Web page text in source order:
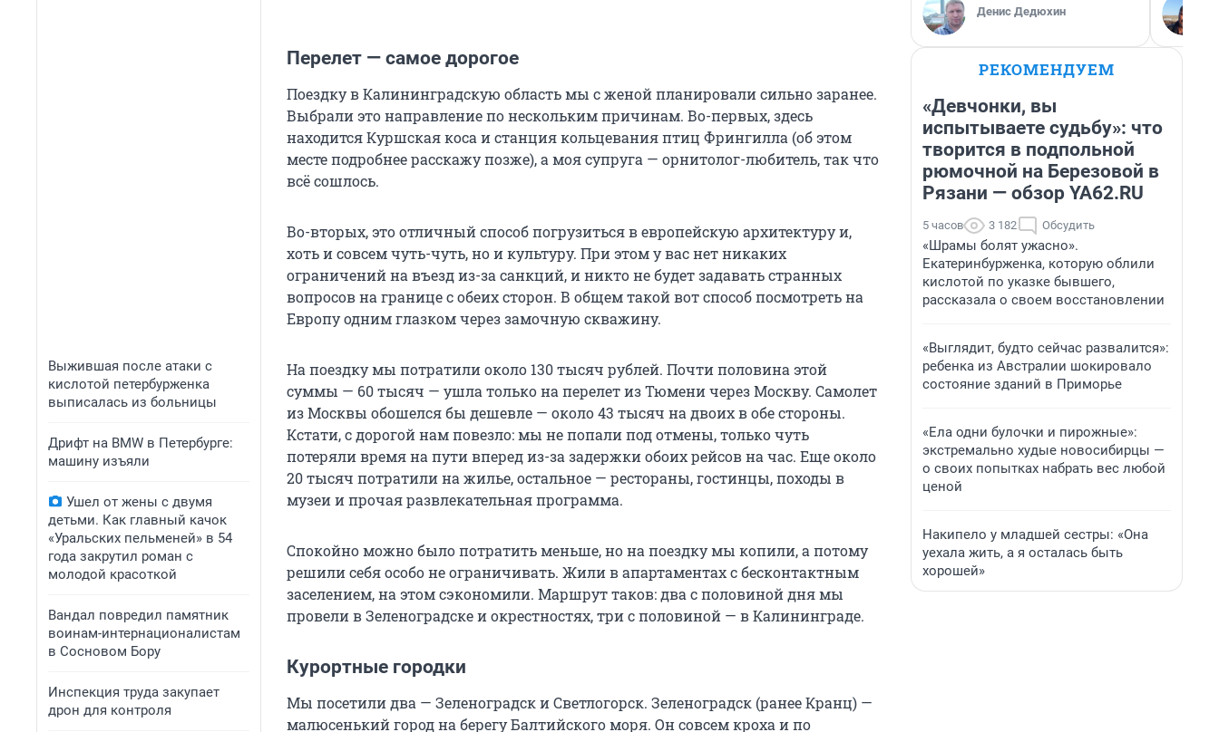
Выжившая после атаки с
кислотой петербурженка
выписалась из больницы
Дрифт на BMW в Петербурге:
машину изъяли
Ушел от жены с двумя
детьми. Как главный качок
«Уральских пельменей» в 54
года закрутил роман с
молодой красоткой
Вандал повредил памятник
воинам-интернационалистам
в Сосновом Бору
Инспекция труда закупает
дрон для контроля
Перелет — самое дорогое
Поездку в Калининградскую область мы с женой планировали сильно заранее.
Выбрали это направление по нескольким причинам. Во-первых, здесь
находится Куршская коса и станция кольцевания птиц Фрингилла (об этом
месте подробнее расскажу позже), а моя супруга — орнитолог-любитель, так что
всё сошлось.
Во-вторых, это отличный способ погрузиться в европейскую архитектуру и,
хоть и совсем чуть-чуть, но и культуру. При этом у вас нет никаких
ограничений на въезд из-за санкций, и никто не будет задавать странных
вопросов на границе с обеих сторон. В общем такой вот способ посмотреть на
Европу одним глазком через замочную скважину.
На поездку мы потратили около 130 тысяч рублей. Почти половина этой
суммы — 60 тысяч — ушла только на перелет из Тюмени через Москву. Самолет
из Москвы обошелся бы дешевле — около 43 тысяч на двоих в обе стороны.
Кстати, с дорогой нам повезло: мы не попали под отмены, только чуть
потеряли время на пути вперед из-за задержки обоих рейсов на час. Еще около
20 тысяч потратили на жилье, остальное — рестораны, гостинцы, походы в
музеи и прочая развлекательная программа.
Спокойно можно было потратить меньше, но на поездку мы копили, а потому
решили себя особо не ограничивать. Жили в апартаментах с бесконтактным
заселением, на этом сэкономили. Маршрут таков: два с половиной дня мы
провели в Зеленоградске и окрестностях, три с половиной — в Калининграде.
Курортные городки
Мы посетили два — Зеленоградск и Светлогорск. Зеленоградск (ранее Кранц) —
малюсенький город на берегу Балтийского моря. Он совсем кроха и по
Денис Дедюхин
РЕКОМЕНДУЕМ
«Девчонки, вы
испытываете судьбу»: что
творится в подпольной
рюмочной на Березовой в
Рязани — обзор YA62.RU
5 часов 3 182 Обсудить
«Шрамы болят ужасно».
Екатеринбурженка, которую облили
кислотой по указке бывшего,
рассказала о своем восстановлении
«Выглядит, будто сейчас развалится»:
ребенка из Австралии шокировало
состояние зданий в Приморье
«Ела одни булочки и пирожные»:
экстремально худые новосибирцы —
о своих попытках набрать вес любой
ценой
Накипело у младшей сестры: «Она
уехала жить, а я осталась быть
хорошей»